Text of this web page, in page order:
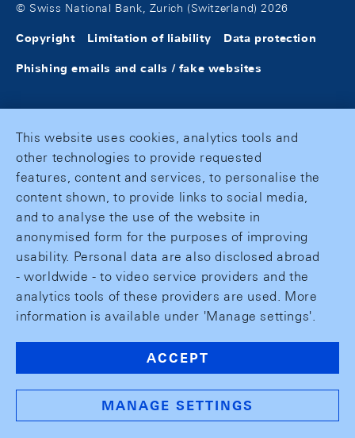
© Swiss National Bank, Zurich (Switzerland) 2026
Copyright Limitation of liability Data protection
Phishing emails and calls / fake websites
This website uses cookies, analytics tools and
other technologies to provide requested
features, content and services, to personalise the
content shown, to provide links to social media,
and to analyse the use of the website in
anonymised form for the purposes of improving
usability. Personal data are also disclosed abroad
- worldwide - to video service providers and the
analytics tools of these providers are used. More
information is available under 'Manage settings'.
ACCEPT
MANAGE SETTINGS